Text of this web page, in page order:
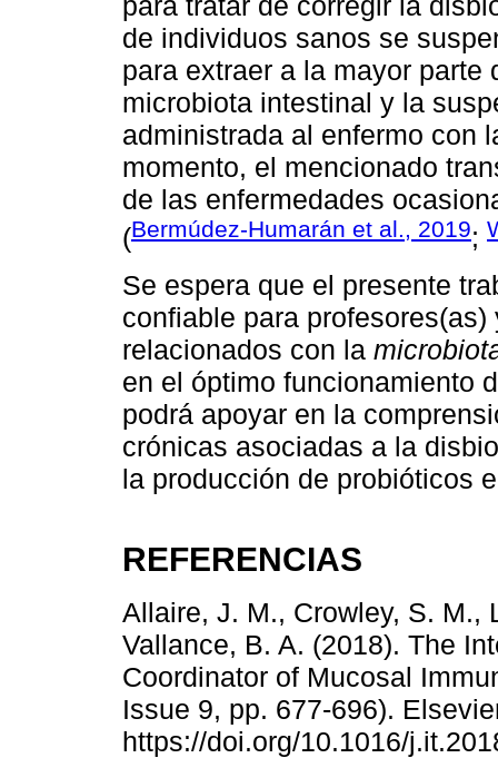
de individuos sanos se
para extraer a la mayor
microbiota intestinal y la
administrada al enfermo con
momento, el mencionado
de las enfermedades
(Bermúdez-Humarán et al., 2019;
Se espera que el presente
confiable para
relacionados con la
en el óptimo funcionamiento
podrá apoyar en la
crónicas asociadas a la
la producción de probióticos
REFERENCIAS
Allaire, J. M., Crowley, S. M.,
Vallance, B. A. (2018). The
Coordinator of Mucosal
Issue 9, pp. 677-696).
https://doi.org/10.1016/